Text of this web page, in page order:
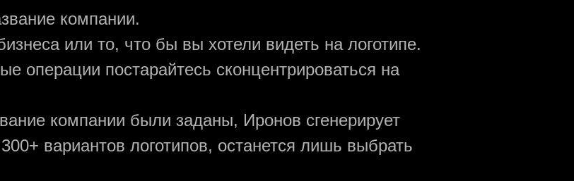
компании.
или то, что бы вы хотели видеть на логотипе.
операции постарайтесь сконцентрироваться на
компании были заданы, Иронов сгенерирует
вариантов логотипов, останется лишь выбрать